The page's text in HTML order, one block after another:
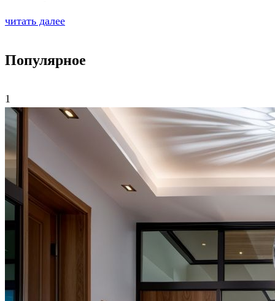
читать далее
Популярное
1